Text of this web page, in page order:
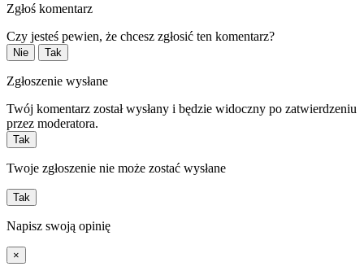
Zgłoś komentarz
Czy jesteś pewien, że chcesz zgłosić ten komentarz?
Nie Tak
Zgłoszenie wysłane
Twój komentarz został wysłany i będzie widoczny po zatwierdzeniu
przez moderatora.
Tak
Twoje zgłoszenie nie może zostać wysłane
Tak
Napisz swoją opinię
×